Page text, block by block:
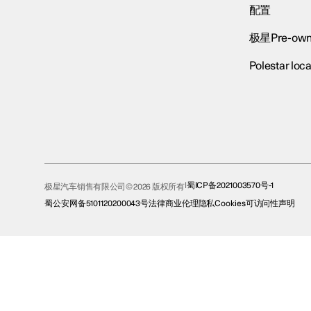
配置
极星Pre-
Polestar
极星汽车销售有限公司© 2026 版权所有 蜀ICP备2021003570号-1
蜀公安网备5101120200043号法律商业伦理隐私Cookies可访问性声明